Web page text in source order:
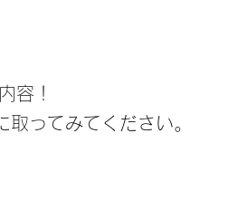
容！
ってみてください。